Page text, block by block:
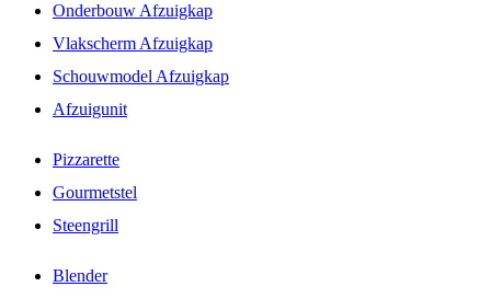
Onderbouw Afzuigkap
Vlakscherm Afzuigkap
Schouwmodel Afzuigkap
Afzuigunit
Pizzarette
Gourmetstel
Steengrill
Blender